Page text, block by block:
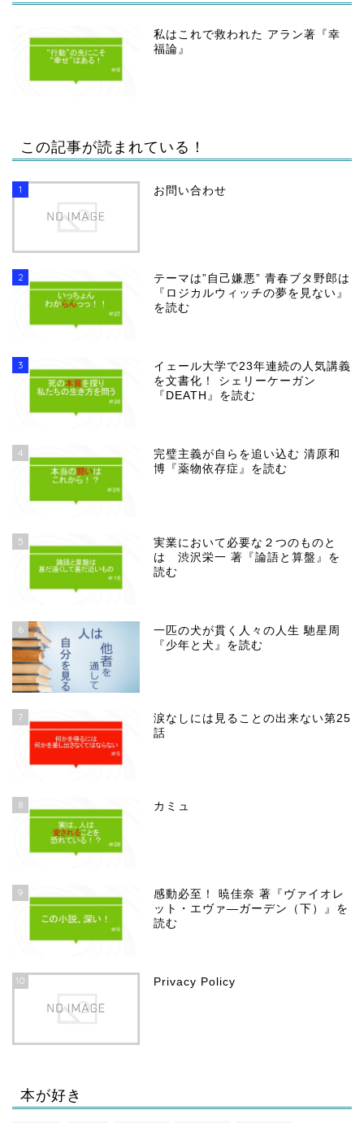
私はこれで救われた アラン著『幸
福論』
この記事が読まれている！
1 お問い合わせ
2
テーマは”自己嫌悪” 青春ブタ野郎は
『ロジカルウィッチの夢を見ない』
を読む
3
イェール大学で23年連続の人気講義
を文書化！ シェリーケーガン
『DEATH』を読む
4
完璧主義が自らを追い込む 清原和
博『薬物依存症』を読む
5
実業において必要な２つのものと
は 渋沢栄一 著『論語と算盤』を
読む
6
一匹の犬が貫く人々の人生 馳星周
『少年と犬』を読む
7
涙なしには見ることの出来ない第25
話
8 カミュ
9
感動必至！ 暁佳奈 著『ヴァイオレ
ット・エヴァ―ガーデン（下）』を
読む
10 Privacy Policy
本が好き